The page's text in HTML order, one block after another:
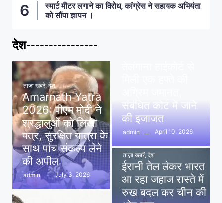
स्मार्ट मीटर लगाने का विरोध, कांग्रेस ने सहायक अभियंता
को सौंपा ज्ञापन ।
देश----------------
ताज़ा खबरें, देश
Amarnath Yatra
2026: पीएम मोदी ने
श्रद्धालुओं को लिखा
पत्र, सुरक्षित यात्रा के
साथ पांच संकल्प लेने
की अपील
admin July 3, 2026
संबंधित कोर्ट में जाने
की इजाजत
admin April 10, 2026
ताज़ा खबरें, देश
ईरानी तेल लेकर भारत
आ रहा जहाज रास्ते में
रुख बदल कर चीन की